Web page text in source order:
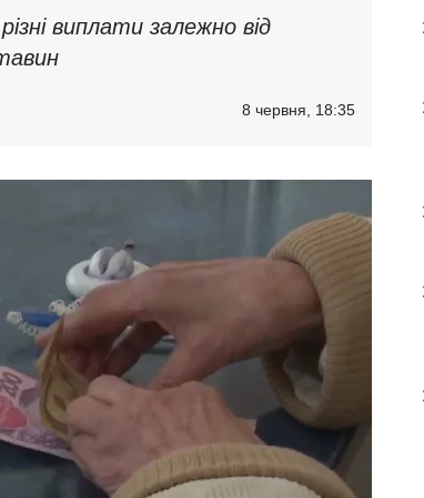
виплати залежно від
8 червня, 18:35